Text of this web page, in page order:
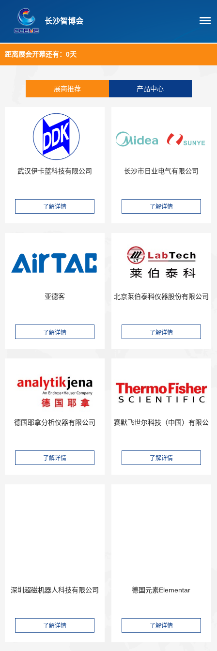
长沙智博会
距离展会开幕还有： 0天
展商推荐 产品中心
武汉伊卡蓝科技有限公司 长沙市日业电气有限公司
亚德客 北京莱伯泰科仪器股份有限公司
德国耶拿分析仪器有限公司
赛默飞世尔科技（中国）有限公
共8页 首页 上一页 2 3 4 5 6